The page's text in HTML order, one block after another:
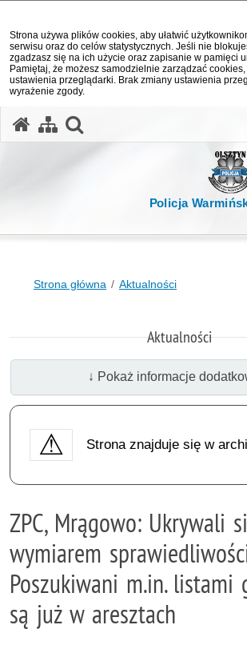
Strona używa plików cookies, aby ułatwić
serwisu oraz do celów statystycznych. Jeśli nie
zgadzasz się na ich użycie oraz zapisanie w pamięci
Pamiętaj, że możesz samodzielnie zarządzać
ustawienia przeglądarki. Brak zmiany ustawienia
wyrażenie zgody.
Policja
Strona główna Aktualności
Aktualności
↓ Pokaż informacje
Strona znajduje się w
ZPC, Mrągowo: Ukrywali
wymiarem
Poszukiwani m.in. listami
są już w aresztach